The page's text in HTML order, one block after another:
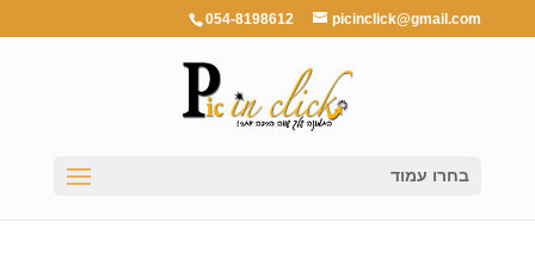
054-8198612 picinclick@gmail.com
בחרו עמוד